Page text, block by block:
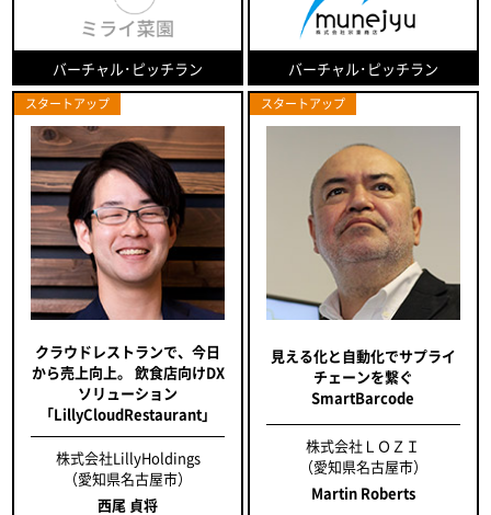
バーチャル･ピッチラン バーチャル･ピッチラン
スタートアップ
クラウドレストランで、今日
から売上向上。 飲食店向けDX
ソリューション
「LillyCloudRestaurant」
株式会社LillyHoldings
（愛知県名古屋市）
西尾 貞将
スタートアップ
見える化と自動化でサプライ
チェーンを繋ぐ
SmartBarcode
株式会社ＬＯＺＩ
（愛知県名古屋市）
Martin Roberts